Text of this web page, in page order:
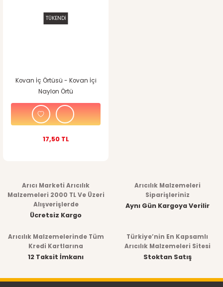
TÜKENDİ
Kovan İç Örtüsü - Kovan İçi
Naylon Örtü
17,50 TL
Arıcı Marketi Arıcılık
Malzemeleri 2000 TL Ve Üzeri
Alışverişlerde
Ücretsiz Kargo
Arıcılık Malzemeleri
Siparişleriniz
Aynı Gün Kargoya Verilir
Arıcılık Malzemelerinde Tüm
Kredi Kartlarına
12 Taksit İmkanı
Türkiye’nin En Kapsamlı
Arıcılık Malzemeleri Sitesi
Stoktan Satış